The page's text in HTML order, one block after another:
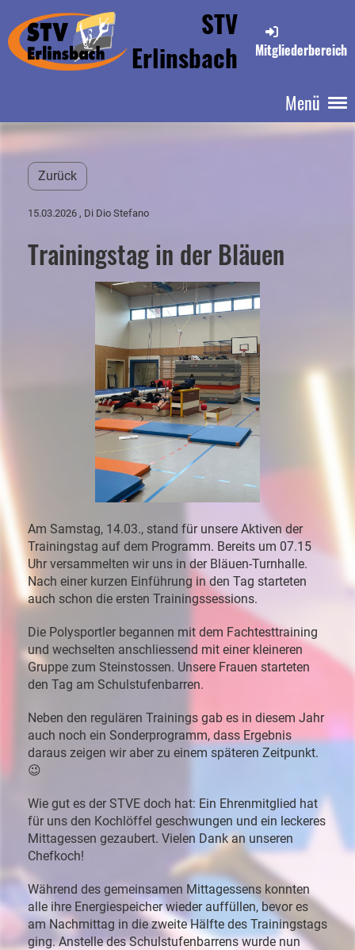
STV
Erlinsbach
Mitgliederbereich
Menü
Zurück
15.03.2026 , Di Dio Stefano
Trainingstag in der Bläuen
Am Samstag, 14.03., stand für unsere Aktiven der
Trainingstag auf dem Programm. Bereits um 07.15
Uhr versammelten wir uns in der Bläuen-Turnhalle.
Nach einer kurzen Einführung inden Tag starteten
auch schon die ersten Trainingssessions.
Die Polysportler begannen mit dem Fachtesttraining
und wechselten anschliessend mit einer kleineren
Gruppe zum Steinstossen. Unsere Frauen starteten
den Tag am Schulstufenbarren.
Neben den regulären Trainings gab es in diesem Jahr
auch noch ein Sonderprogramm, dass Ergebnis
daraus zeigen wir aberzu einem späteren Zeitpunkt.
😉
Wie gut es derSTVE doch hat: Ein Ehrenmitglied hat
für uns den Kochlöffel geschwungen und ein leckeres
Mittagessen gezaubert. Vielen Dankan unseren
Chefkoch!
Während des gemeinsamen Mittagessens konnten
alle ihre Energiespeicherwieder auffüllen,bevores
amNachmittag in diezweiteHälfte des Trainingstags
ging.AnstelledesSchulstufenbarrenswurdenun